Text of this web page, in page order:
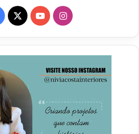
X YouTubeInstagram